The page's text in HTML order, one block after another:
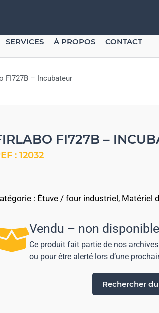
SERVICES À PROPOS CONTACT
FI727B – Incubateur
FI727B –
: 12032
: Étuve / four industriel, Matériel
Vendu – non disponible
Ce produit fait partie de nos
ou pour être alerté lors d’une
Rechercher